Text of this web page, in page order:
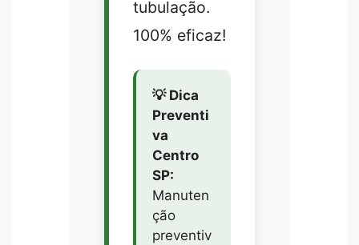
tubulação.
100% eficaz!
💡 Dica
Preventi
va
Centro
SP:
Manuten
ção
preventiv